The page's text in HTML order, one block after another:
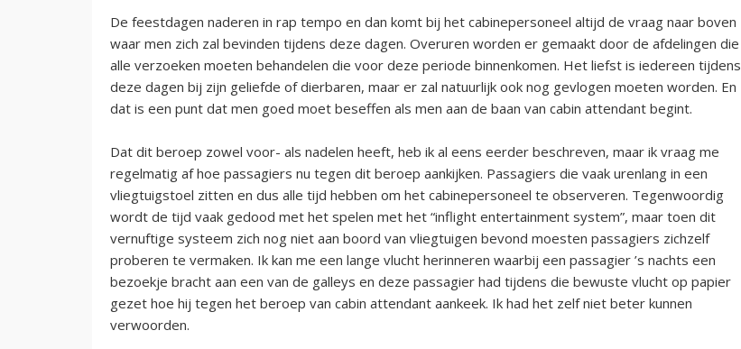
De feestdagen naderen in rap tempo en dan komt bij het cabinepersoneel altijd de vraag naar boven
waar men zich zal bevinden tijdens deze dagen. Overuren worden er gemaakt door de afdelingen die
alle verzoeken moeten behandelen die voor deze periode binnenkomen. Het liefst is iedereen tijdens
deze dagen bij zijn geliefde of dierbaren, maar er zal natuurlijk ook nog gevlogen moeten worden. En
dat is een punt dat men goed moet beseffen als men aan de baan van cabin attendant begint.
Dat dit beroep zowel voor- als nadelen heeft, heb ik al eens eerder beschreven, maar ik vraag me
regelmatig af hoe passagiers nu tegen dit beroep aankijken. Passagiers die vaak urenlang in een
vliegtuigstoel zitten en dus alle tijd hebben om het cabinepersoneel te observeren. Tegenwoordig
wordt de tijd vaak gedood met het spelen met het “inflight entertainment system”, maar toen dit
vernuftige systeem zich nog niet aan boord van vliegtuigen bevond moesten passagiers zichzelf
proberen te vermaken. Ik kan me een lange vlucht herinneren waarbij een passagier ’s nachts een
bezoekje bracht aan een van de galleys en deze passagier had tijdens die bewuste vlucht op papier
gezet hoe hij tegen het beroep van cabin attendant aankeek. Ik had het zelf niet beter kunnen
verwoorden.